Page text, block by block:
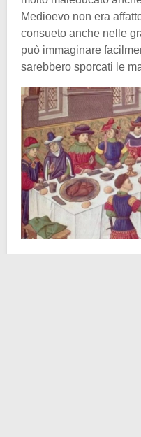
Medioevo non era
consueto anche nelle
può immaginare
sarebbero sporcati le